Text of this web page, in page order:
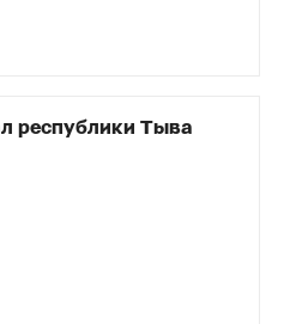
республики Тыва